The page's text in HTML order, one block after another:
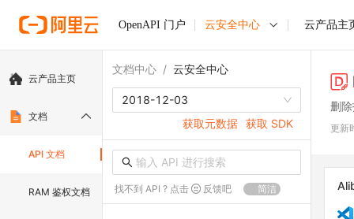
OpenAPI 门户 云安全中心 云产品主
云产品主页
文档
API 文档
RAM 鉴权文档
文档中心 / 云安全中心
2018-12-03
获取元数据 获取 SDK
找不到 API ? 点击 反馈吧 简洁
删
更新